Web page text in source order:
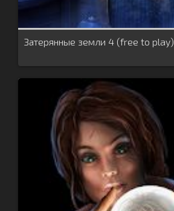
Затерянные земли 4 (free to play)